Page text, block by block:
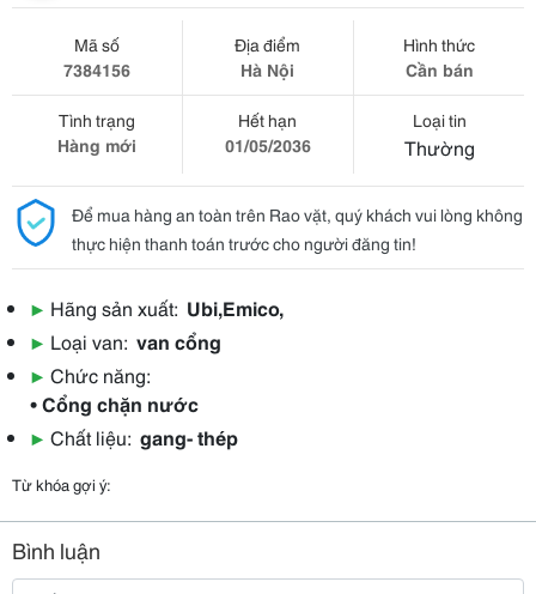
Mã số
7384156
Địa điểm
Hà Nội
Hình thức
Cần bán
Tình trạng
Hàng mới
Hết hạn
01/05/2036
Loại tin
Thường
Để mua hàng an toàn trên Rao vặt, quý khách vui lòng không
thực hiện thanh toán trước cho người đăng tin!
▶ Hãng sản xuất: Ubi,Emico,
▶ Loại van: van cổng
▶ Chức năng:
• Cổng chặn nước
▶ Chất liệu: gang- thép
Từ khóa gợi ý:
Bình luận